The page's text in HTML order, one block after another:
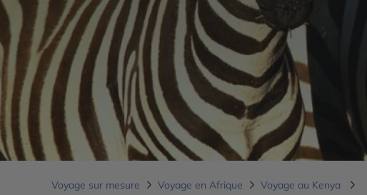
Voyage sur mesure Voyage en Afrique
Voyage au Kenya